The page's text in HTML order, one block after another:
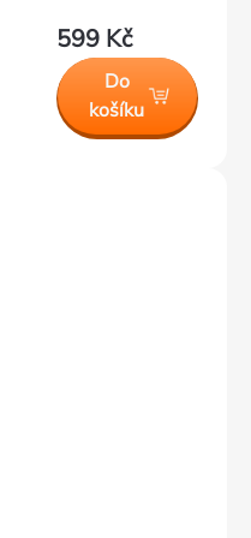
599 Kč
Do
košíku